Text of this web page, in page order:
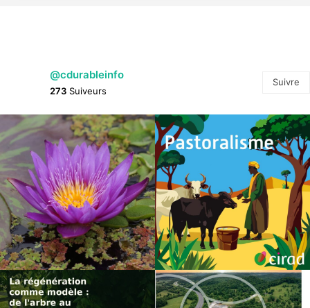
@cdurableinfo
273 Suiveurs
Suivre